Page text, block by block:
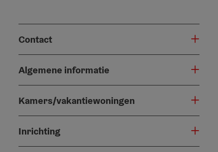
Contact
Algemene informatie
Kamers/vakantiewoningen
Inrichting